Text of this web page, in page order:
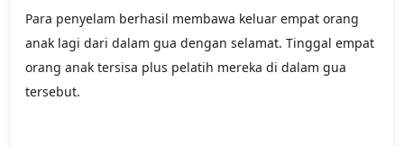
Para penyelam berhasil membawa keluar empat orang
anak lagi dari dalam gua dengan selamat. Tinggal empat
orang anak tersisa plus pelatih mereka di dalam gua
tersebut.